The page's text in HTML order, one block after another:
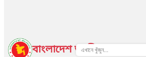
বাংলাদেশ জাতীয় তথ্য